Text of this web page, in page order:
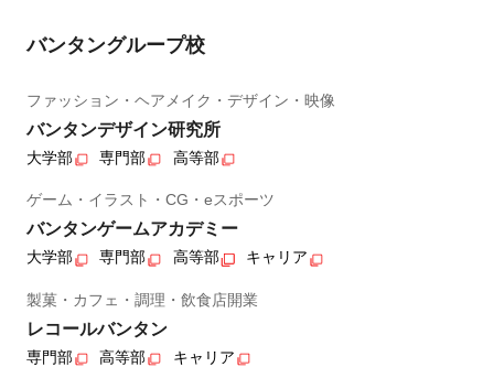
バンタングループ校
ファッション・ヘアメイク・デザイン・映像
バンタンデザイン研究所
大学部 専門部 高等部
ゲーム・イラスト・CG・eスポーツ
バンタンゲームアカデミー
大学部 専門部 高等部 キャリア
製菓・カフェ・調理・飲食店開業
レコールバンタン
専門部 高等部 キャリア